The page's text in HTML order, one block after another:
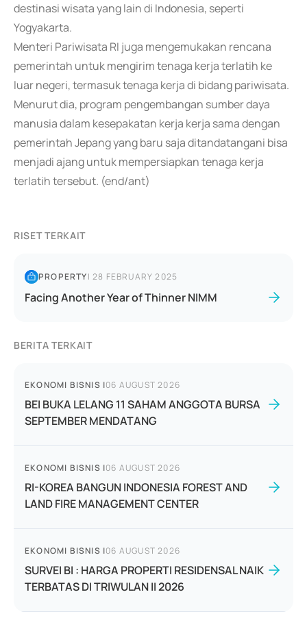
destinasi wisata yang lain di Indonesia, seperti
Yogyakarta.
Menteri Pariwisata RI juga mengemukakan rencana
pemerintah untuk mengirim tenaga kerja terlatih ke
luar negeri, termasuk tenaga kerja di bidang pariwisata.
Menurut dia, program pengembangan sumber daya
manusia dalam kesepakatan kerja kerja sama dengan
pemerintah Jepang yang baru saja ditandatangani bisa
menjadi ajang untuk mempersiapkan tenaga kerja
terlatih tersebut. (end/ant)
RISET TERKAIT
PROPERTY|28 FEBRUARY 2025
Facing Another Year of Thinner NIMM
BERITA TERKAIT
EKONOMI BISNIS |06 AUGUST 2026
BEI BUKA LELANG 11 SAHAM ANGGOTA BURSA
SEPTEMBER MENDATANG
EKONOMI BISNIS |06 AUGUST 2026
RI-KOREA BANGUN INDONESIA FOREST AND
LAND FIRE MANAGEMENT CENTER
EKONOMI BISNIS |06 AUGUST 2026
SURVEI BI : HARGA PROPERTI RESIDENSAL NAIK
TERBATAS DI TRIWULAN II 2026